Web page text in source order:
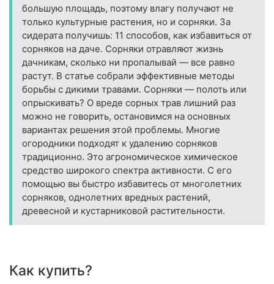
большую площадь, поэтому влагу получают не
только культурные растения, но и сорняки. За
сидерата получишь: 11 способов, как избавиться от
сорняков на даче. Сорняки отравляют жизнь
дачникам, сколько ни пропалывай — все равно
растут. В статье собрали эффективные методы
борьбы с дикими травами. Сорняки — полоть или
опрыскивать? О вреде сорных трав лишний раз
можно не говорить, остановимся на основных
вариантах решения этой проблемы. Многие
огородники подходят к удалению сорняков
традиционно. Это агрономическое химическое
средство широкого спектра активности. С его
помощью вы быстро избавитесь от многолетних
сорняков, однолетних вредных растений,
древесной и кустарниковой растительности.
Как купить?